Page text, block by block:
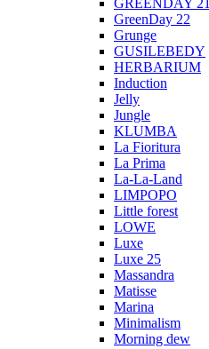
GREENDAY 21
GreenDay 22
Grunge
GUSILEBEDY
HERBARIUM
Induction
Jelly
Jungle
KLUMBA
La Fioritura
La Prima
La-La-Land
LIMPOPO
Little forest
LOWE
Luxe
Luxe 25
Massandra
Matisse
Marina
Minimalism
Morning dew